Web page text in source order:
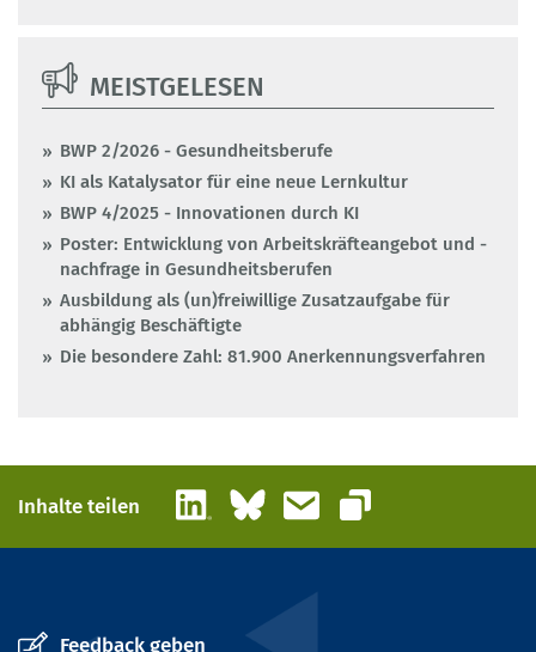
MEISTGELESEN
BWP 2/2026 - Gesundheitsberufe
KI als Katalysator für eine neue Lernkultur
BWP 4/2025 - Innovationen durch KI
Poster: Entwicklung von Arbeitskräfteangebot und -
nachfrage in Gesundheitsberufen
Ausbildung als (un)freiwillige Zusatzaufgabe für
abhängig Beschäftigte
Die besondere Zahl: 81.900 Anerkennungsverfahren
Inhalte teilen LinkedInBlueskyE-Mail
Link kopieren
Feedback geben